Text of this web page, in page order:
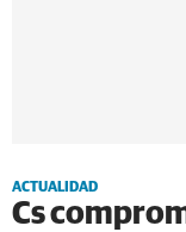
ACTUALIDAD
Cs